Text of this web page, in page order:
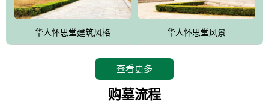
华人怀思堂建筑风格 华人怀思堂风景
查看更多
购墓流程